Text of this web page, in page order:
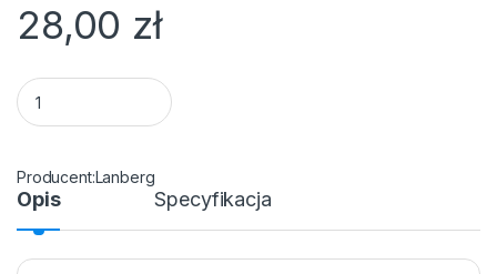
28,00 zł
Listwa zasilająca Lanberg 5 gniazd 3.0m Czarna quantity
Lanberg
Opis Specyfikacja